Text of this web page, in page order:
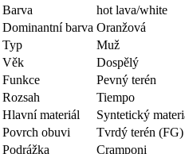
Barva
hot lava/white
Dominantní barva Oranžová
Typ
Muž
Věk
Dospělý
Funkce
Pevný terén
Rozsah
Tiempo
Hlavní materiál
Syntetický
Povrch obuvi
Tvrdý terén (FG)
Podrážka
Cramponi